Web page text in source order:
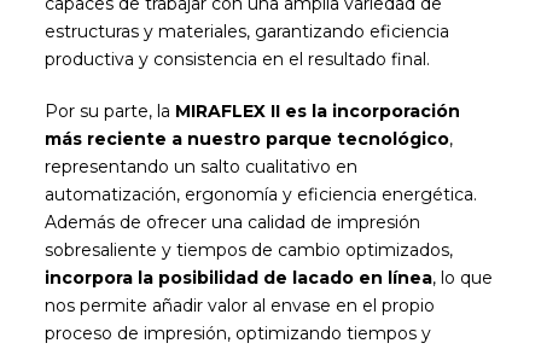
estructuras y materiales, garantizando eficiencia
productiva y consistencia en el resultado final.
Por su parte, la MIRAFLEX II es la incorporación
más reciente a nuestro parque tecnológico,
representando un salto cualitativo en
automatización, ergonomía y eficiencia energética.
Además de ofrecer una calidad de impresión
sobresaliente y tiempos de cambio optimizados,
incorpora la posibilidad de lacado en línea, lo que
nos permite añadir valor al envase en el propio
proceso de impresión, optimizando tiempos y